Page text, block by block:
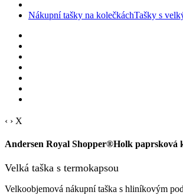
Nákupní tašky na kolečkáchTašky s
‹ › X
Andersen Royal Shopper®Holk paprsková
Velká taška s termokapsou
Velkoobjemová nákupní taška s hliníkovým